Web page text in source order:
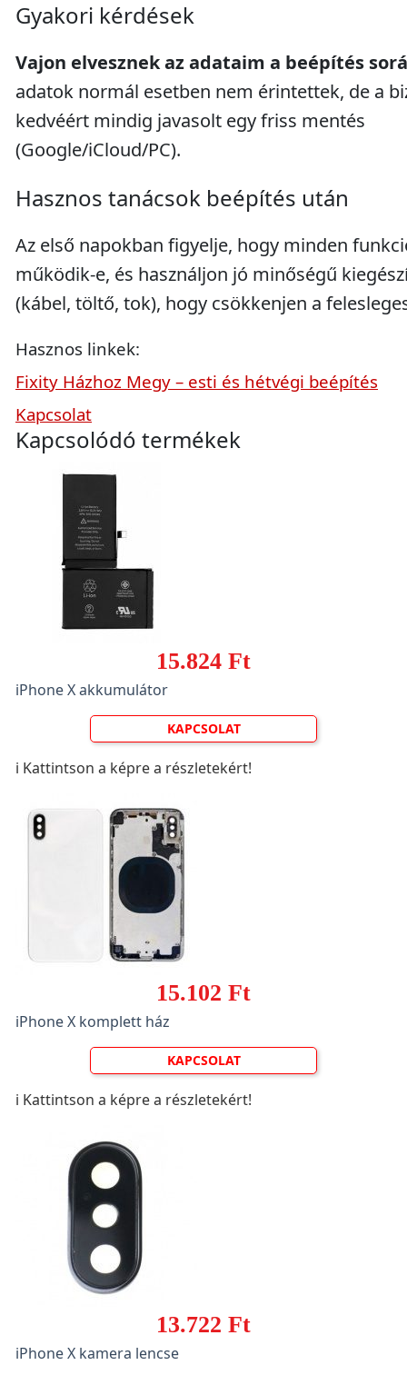
Gyakori kérdések
Vajon elvesznek az adataim a beépítés
adatok normál esetben nem érintettek, de a
kedvéért mindig javasolt egy friss mentés
(Google/iCloud/PC).
Hasznos tanácsok beépítés után
Az első napokban figyelje, hogy minden
működik-e, és használjon jó minőségű
(kábel, töltő, tok), hogy csökkenjen a
Hasznos linkek:
Fixity Házhoz Megy – esti és hétvégi beépítés
Kapcsolat
Kapcsolódó termékek
15.824 Ft
iPhone X akkumulátor
KAPCSOLAT
ℹ️ Kattintson a képre a részletekért!
15.102 Ft
iPhone X komplett ház
KAPCSOLAT
ℹ️ Kattintson a képre a részletekért!
13.722 Ft
iPhone X kamera lencse